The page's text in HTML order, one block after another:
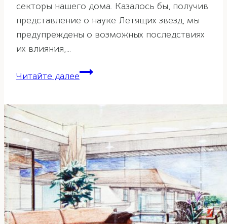
секторы нашего дома. Казалось бы, получив
представление о науке Летящих звезд, мы
предупреждены о возможных последствиях
их влияния,…
Читайте далееТай
и
Три
Ша
—
негативные
годовые
энергии